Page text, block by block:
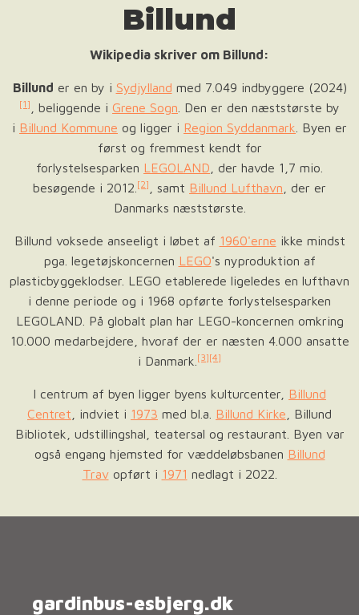
Billund
Wikipedia skriver om Billund:
Billund er en by i Sydjylland med 7.049 indbyggere (2024)
[1] , beliggende i Grene Sogn . Den er den næststørste by
i Billund Kommune og ligger i Region Syddanmark . Byen er
først og fremmest kendt for
forlystelsesparken LEGOLAND , der havde 1,7 mio.
besøgende i 2012. [2] , samt Billund Lufthavn , der er
Danmarks næststørste.
Billund voksede anseeligt i løbet af 1960'erne ikke mindst
pga. legetøjskoncernen LEGO's nyproduktion af
plasticbyggeklodser. LEGO etablerede ligeledes en lufthavn
i denne periode og i 1968 opførte forlystelsesparken
LEGOLAND. På globalt plan har LEGO-koncernen omkring
10.000 medarbejdere, hvoraf der er næsten 4.000 ansatte
i Danmark. [3][4]
I centrum af byen ligger byens kulturcenter, Billund
Centret , indviet i 1973 med bl.a. Billund Kirke , Billund
Bibliotek, udstillingshal, teatersal og restaurant. Byen var
også engang hjemsted for væddeløbsbanen Billund
Travopført i 1971 nedlagt i 2022.
gardinbus-esbjerg.dk